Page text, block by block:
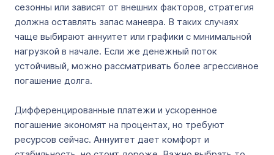
сезонны или зависят от внешних факторов, стратегия
должна оставлять запас маневра. В таких случаях
чаще выбирают аннуитет или графики с минимальной
нагрузкой в начале. Если же денежный поток
устойчивый, можно рассматривать более агрессивное
погашение долга.
Дифференцированные платежи и ускоренное
погашение экономят на процентах, но требуют
ресурсов сейчас. Аннуитет дает комфорт и